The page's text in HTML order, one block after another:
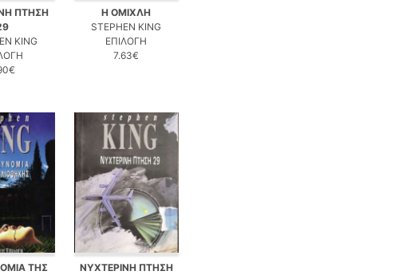
ΠΤΗΣΗ
KING
Η ΟΜΙΧΛΗ
STEPHEN KING
ΕΠΙΛΟΓΗ
7.63€
ΤΗΣ
ΝΥΧΤΕΡΙΝΗ ΠΤΗΣΗ